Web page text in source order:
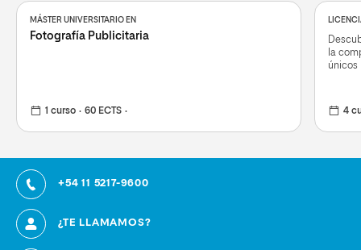
MÁSTER UNIVERSITARIO EN
Fotografía Publicitaria
1 curso 60 ECTS
la
únicos
4
+54 11 5217-9600
¿TE LLAMAMOS?